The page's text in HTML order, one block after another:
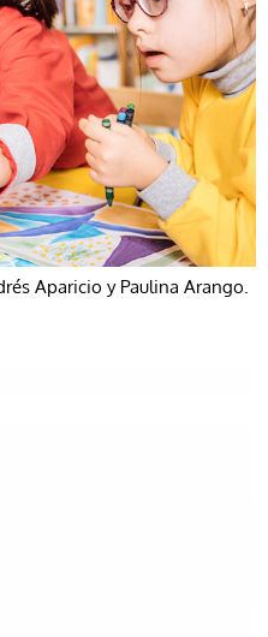
Aparicio y Paulina Arango.